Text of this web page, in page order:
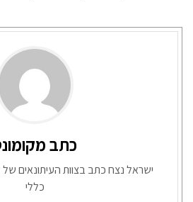
כתב
ישראל נצח כתב בצוות העיתונאים
כללי